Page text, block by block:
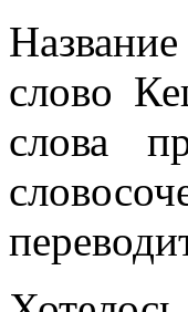
слово
слова